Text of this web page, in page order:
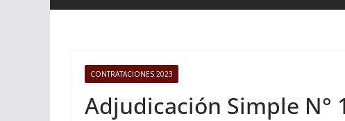
CONTRATACIONES 2023
Adjudicación Simple N°